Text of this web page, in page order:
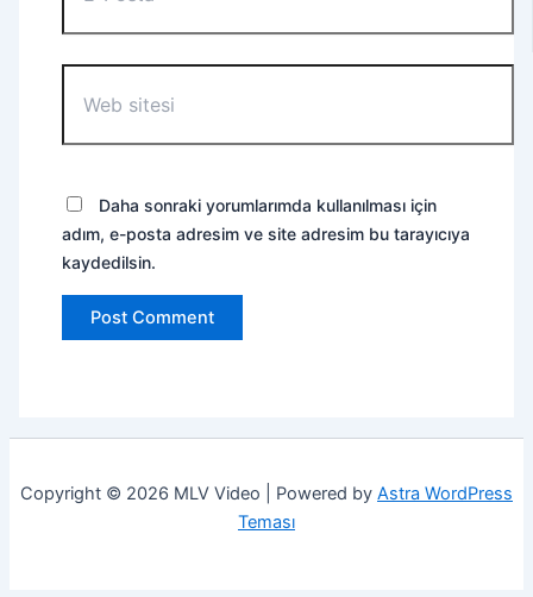
sitesi
Daha sonraki yorumlarımda kullanılması için
adım, e-posta adresim ve site adresim bu tarayıcıya
kaydedilsin.
Copyright © 2026 MLV Video | Powered by Astra WordPress
Teması